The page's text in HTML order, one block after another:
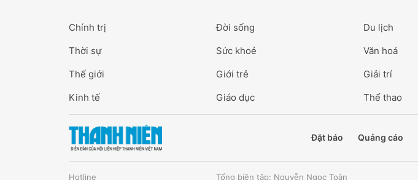
Chính trị
Thời sự
Thế giới
Kinh tế
Đời sống
Sức khoẻ
Giới trẻ
Giáo dục
Du lịch
Văn hoá
Giải trí
Thể thao
Đặt báo Quảng cáo
Hotline Tổng biên tập: Nguyễn Ngọc Toàn